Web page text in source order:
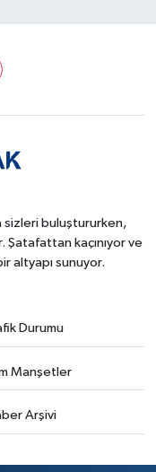
sizleri buluştururken,
kaçınıyor ve
altyapı sunuyor.
Durumu
Manşetler
Arşivi